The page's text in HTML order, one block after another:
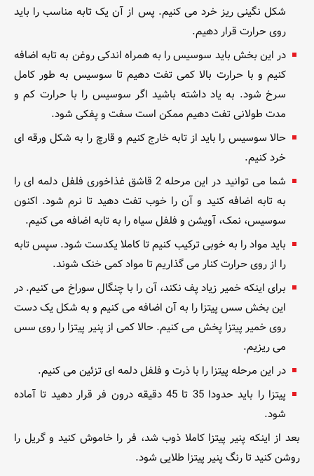
شکل نگینی ریز خرد می کنیم. پس از آن یک تابه مناسب را باید
روی حرارت قرار دهیم.
در این بخش باید سوسیس را به همراه اندکی روغن به تابه اضافه
کنیم و با حرارت بالا کمی تفت دهیم تا سوسیس به طور کامل
سرخ شود. به یاد داشته باشید اگر سوسیس را با حرارت کم و
مدت طولانی تفت دهیم ممکن است سفت و پفکی شود.
حالا سوسیس را باید از تابه خارج کنیم و قارچ را به شکل ورقه ای
خرد کنیم.
شما می توانید در این مرحله 2 قاشق غذاخوری فلفل دلمه ای را
به تابه اضافه کنید و آن را خوب تفت دهید تا نرم شود. اکنون
سوسیس، نمک، آویشن و فلفل سیاه را به تابه اضافه می کنیم.
باید مواد را به خوبی ترکیب کنیم تا کاملا یکدست شود. سپس تابه
را از روی حرارت کنار می گذاریم تا مواد کمی خنک شوند.
برای اینکه خمیر زیاد پف نکند، آن را با چنگال سوراخ می کنیم. در
این بخش سس پیتزا را به آن اضافه می کنیم و به شکل یک دست
روی خمیر پیتزا پخش می کنیم. حالا کمی از پنیر پیتزا را روی سس
می ریزیم.
در این مرحله پیتزا را با ذرت و فلفل دلمه ای تزئین می کنیم.
پیتزا را باید حدودا 35 تا 45 دقیقه درون فر قرار دهید تا آماده
شود.
بعد از اینکه پنیر پیتزا کاملا ذوب شد، فر را خاموش کنید و گریل را
روشن کنید تا رنگ پنیر پیتزا طلایی شود.